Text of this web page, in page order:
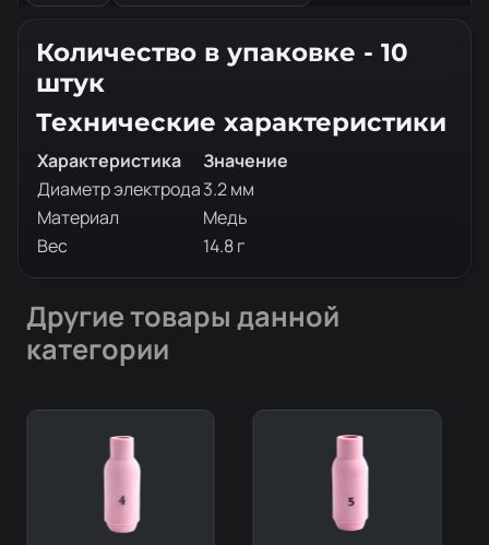
Описание товара
Количество в упаковке - 10
штук
Технические характеристики
Характеристика
Значение
Диаметр электрода3.2 мм
Материал
Медь
Вес
14.8 г
Другие товары данной
категории